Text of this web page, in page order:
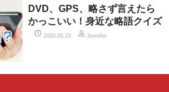
DVD、GPS、略さず言えたら
かっこいい！身近な略語クイズ
2020.05.23 Jennifer